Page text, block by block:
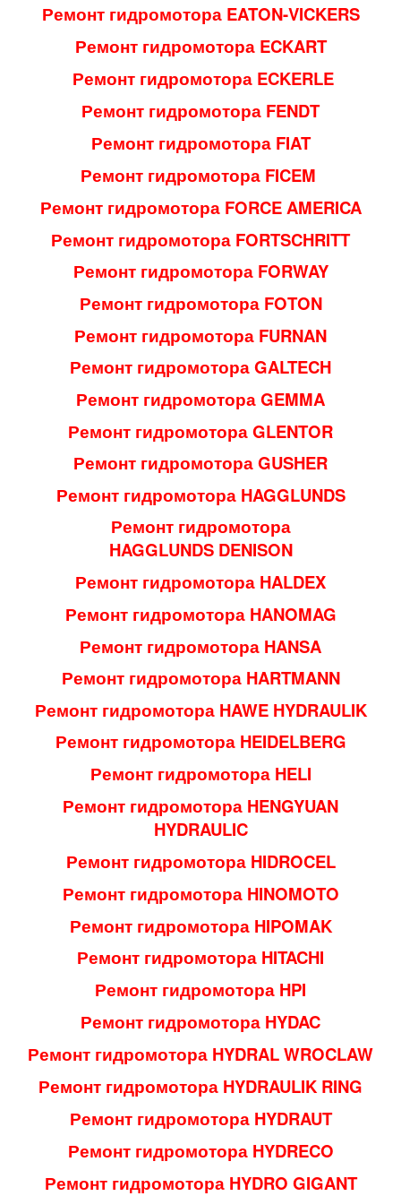
Ремонт гидромотора EATON-VICKERS
Ремонт гидромотора ECKART
Ремонт гидромотора ECKERLE
Ремонт гидромотора FENDT
Ремонт гидромотора FIAT
Ремонт гидромотора FICEM
Ремонт гидромотора FORCE AMERICA
Ремонт гидромотора FORTSCHRITT
Ремонт гидромотора FORWAY
Ремонт гидромотора FOTON
Ремонт гидромотора FURNAN
Ремонт гидромотора GALTECH
Ремонт гидромотора GEMMA
Ремонт гидромотора GLENTOR
Ремонт гидромотора GUSHER
Ремонт гидромотора HAGGLUNDS
Ремонт гидромотора
HAGGLUNDS DENISON
Ремонт гидромотора HALDEX
Ремонт гидромотора HANOMAG
Ремонт гидромотора HANSA
Ремонт гидромотора HARTMANN
Ремонт гидромотора HAWE HYDRAULIK
Ремонт гидромотора HEIDELBERG
Ремонт гидромотора HELI
Ремонт гидромотора HENGYUAN
HYDRAULIC
Ремонт гидромотора HIDROCEL
Ремонт гидромотора HINOMOTO
Ремонт гидромотора HIPOMAK
Ремонт гидромотора HITACHI
Ремонт гидромотора HPI
Ремонт гидромотора HYDAC
Ремонт гидромотора HYDRAL WROCLAW
Ремонт гидромотора HYDRAULIK RING
Ремонт гидромотора HYDRAUT
Ремонт гидромотора HYDRECO
Ремонт гидромотора HYDRO GIGANT